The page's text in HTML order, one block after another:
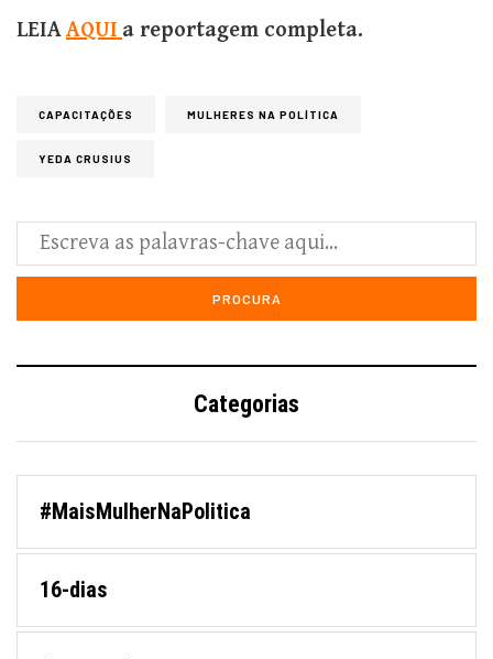
LEIAAQUI a reportagem completa.
CAPACITAÇÕES MULHERES NA POLÍTICA
YEDA CRUSIUS
Categorias
#MaisMulherNaPolitica
16-dias